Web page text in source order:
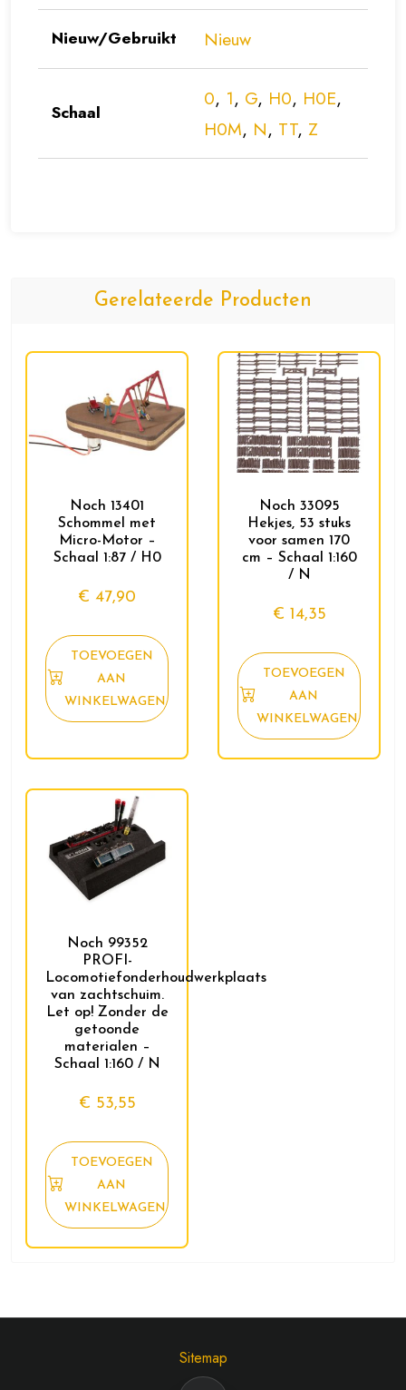
Nieuw/Gebruikt Nieuw
Schaal
0, 1, G, H0, H0E,
H0M, N, TT, Z
Gerelateerde Producten
Noch 13401
Schommel met
Micro-Motor –
Schaal 1:87 / H0
€ 47,90
TOEVOEGEN
AAN
WINKELWAGEN
Noch 33095
Hekjes, 53 stuks
voor samen 170
cm – Schaal 1:160
/ N
€ 14,35
TOEVOEGEN
AAN
WINKELWAGEN
Noch 99352
PROFI-
Locomotiefonderhoudwerkplaats
van zachtschuim.
Let op! Zonder de
getoonde
materialen –
Schaal 1:160 / N
€ 53,55
TOEVOEGEN
AAN
WINKELWAGEN
Sitemap